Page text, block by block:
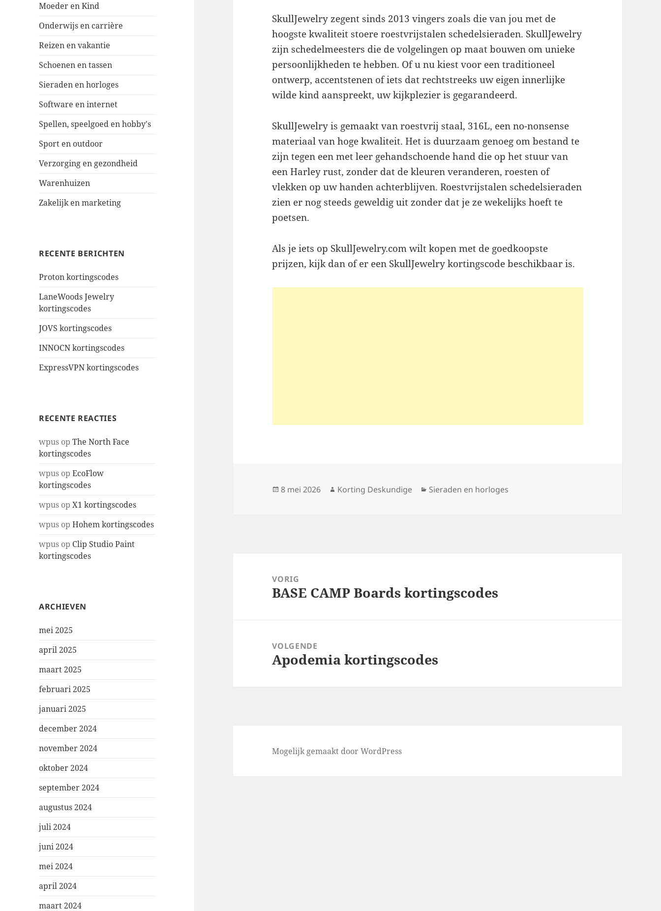
Moeder en Kind
Onderwijs en carrière
Reizen en vakantie
Schoenen en tassen
Sieraden en horloges
Software en internet
Spellen, speelgoed en hobby's
Sport en outdoor
Verzorging en gezondheid
Warenhuizen
Zakelijk en marketing
RECENTE BERICHTEN
Proton kortingscodes
LaneWoods Jewelry
kortingscodes
JOVS kortingscodes
INNOCN kortingscodes
ExpressVPN kortingscodes
RECENTE REACTIES
wpus opThe North Face
kortingscodes
wpus opEcoFlow
kortingscodes
wpus opX1 kortingscodes
wpus opHohem kortingscodes
wpus op Clip Studio Paint
kortingscodes
ARCHIEVEN
mei 2025
april 2025
maart 2025
februari 2025
januari 2025
december 2024
november 2024
oktober 2024
september 2024
augustus 2024
juli 2024
juni 2024
mei 2024
april 2024
maart 2024
SkullJewelry zegent sinds 2013 vingers zoals die van jou met de
hoogste kwaliteit stoere roestvrijstalen schedelsieraden. SkullJewelry
zijn schedelmeesters die de volgelingen op maat bouwen om unieke
persoonlijkheden te hebben. Of u nu kiest voor een traditioneel
ontwerp, accentstenen of iets dat rechtstreeks uw eigen innerlijke
wilde kind aanspreekt, uw kijkplezier is gegarandeerd.
SkullJewelry is gemaakt van roestvrij staal, 316L, een no-nonsense
materiaal van hoge kwaliteit. Het is duurzaam genoeg om bestand te
zijn tegen een met leer gehandschoende hand die op het stuur van
een Harley rust, zonder dat de kleuren veranderen, roesten of
vlekken op uw handen achterblijven. Roestvrijstalen schedelsieraden
zien er nog steeds geweldig uit zonder dat je ze wekelijks hoeft te
poetsen.
Als je iets op SkullJewelry.com wilt kopen met de goedkoopste
prijzen, kijk dan of er een SkullJewelry kortingscode beschikbaar is.
Geplaatst
8 mei 2026 Auteur
Korting Deskundige Categorieën
Sieraden en horloges
navigatieVORIG
Vorig
BASE CAMP Boards kortingscodes
VOLGENDE
Volgend
Apodemia kortingscodes
Mogelijk gemaakt door WordPress